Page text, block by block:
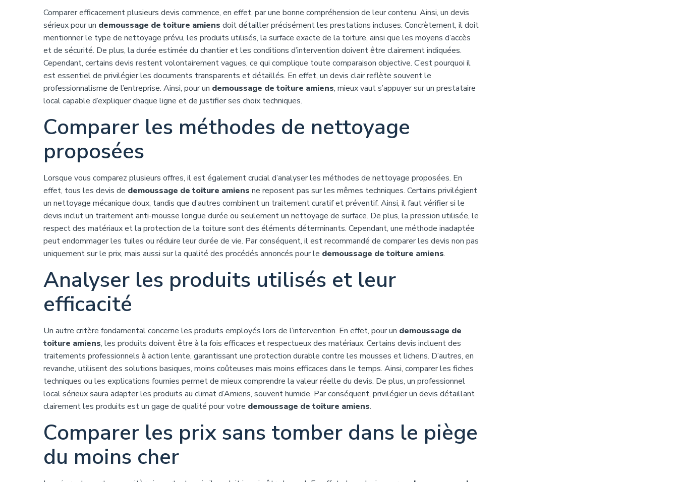
Comparer efficacement plusieurs devis commence, en effet, par une bonne compréhension de leur contenu. Ainsi, un devis
sérieux pour un demoussage de toiture amiens doit détailler précisément les prestations incluses. Concrètement, il doit
mentionner le type de nettoyage prévu, les produits utilisés, la surface exacte de la toiture, ainsi que les moyens d’accès
et de sécurité. De plus, la durée estimée du chantier et les conditions d’intervention doivent être clairement indiquées.
Cependant, certains devis restent volontairement vagues, ce qui complique toute comparaison objective. C’est pourquoi il
est essentiel de privilégier les documents transparents et détaillés. En effet, un devis clair reflète souvent le
professionnalisme de l’entreprise. Ainsi, pour un demoussage de toiture amiens, mieux vaut s’appuyer sur un prestataire
local capable d’expliquer chaque ligne et de justifier ses choix techniques.
Comparer les méthodes de nettoyage
proposées
Lorsque vous comparez plusieurs offres, il est également crucial d’analyser les méthodes de nettoyage proposées. En
effet, tous les devis de demoussage de toiture amiens ne reposent pas sur les mêmes techniques. Certains privilégient
un nettoyage mécanique doux, tandis que d’autres combinent un traitement curatif et préventif. Ainsi, il faut vérifier si le
devis inclut un traitement anti-mousse longue durée ou seulement un nettoyage de surface. De plus, la pression utilisée, le
respect des matériaux et la protection de la toiture sont des éléments déterminants. Cependant, une méthode inadaptée
peut endommager les tuiles ou réduire leur durée de vie. Par conséquent, il est recommandé de comparer les devis non pas
uniquement sur le prix, mais aussi sur la qualité des procédés annoncés pour le demoussage de toiture amiens.
Analyser les produits utilisés et leur
efficacité
Un autre critère fondamental concerne les produits employés lors de l’intervention. En effet, pour un demoussage de
toiture amiens, les produits doivent être à la fois efficaces et respectueux des matériaux. Certains devis incluent des
traitements professionnels à action lente, garantissant une protection durable contre les mousses et lichens. D’autres, en
revanche, utilisent des solutions basiques, moins coûteuses mais moins efficaces dans le temps. Ainsi, comparer les fiches
techniques ou les explications fournies permet de mieux comprendre la valeur réelle du devis. De plus, un professionnel
local sérieux saura adapter les produits au climat d’Amiens, souvent humide. Par conséquent, privilégier un devis détaillant
clairement les produits est un gage de qualité pour votre demoussage de toiture amiens.
Comparer les prix sans tomber dans le piège
du moins cher